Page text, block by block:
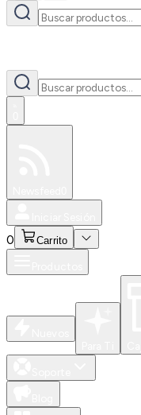
0 Carrito